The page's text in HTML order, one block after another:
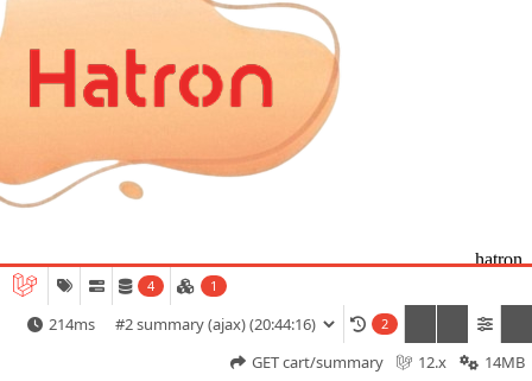
hatron
هترون
4 1
2
214ms
14MB
12.x
GET cart/summary